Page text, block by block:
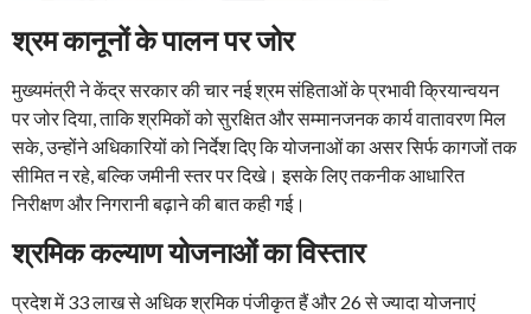
श्रम कानूनों के पालन पर जोर
मुख्यमंत्री ने केंद्र सरकार की चार नई श्रम संहिताओं के प्रभावी क्रियान्वयन
पर जोर दिया, ताकि श्रमिकों को सुरक्षित और सम्मानजनक कार्य वातावरण मिल
सके, उन्होंने अधिकारियों को निर्देश दिए कि योजनाओं का असर सिर्फ कागजों तक
सीमित न रहे, बल्कि जमीनी स्तर पर दिखे। इसके लिए तकनीक आधारित
निरीक्षण और निगरानी बढ़ाने की बात कही गई।
श्रमिक कल्याण योजनाओं का विस्तार
प्रदेश में 33 लाख से अधिक श्रमिक पंजीकृत हैं और 26 से ज्यादा योजनाएं